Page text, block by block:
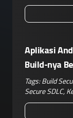
Aplikasi
Build-nya
Tags:Build
Secure SDLC,